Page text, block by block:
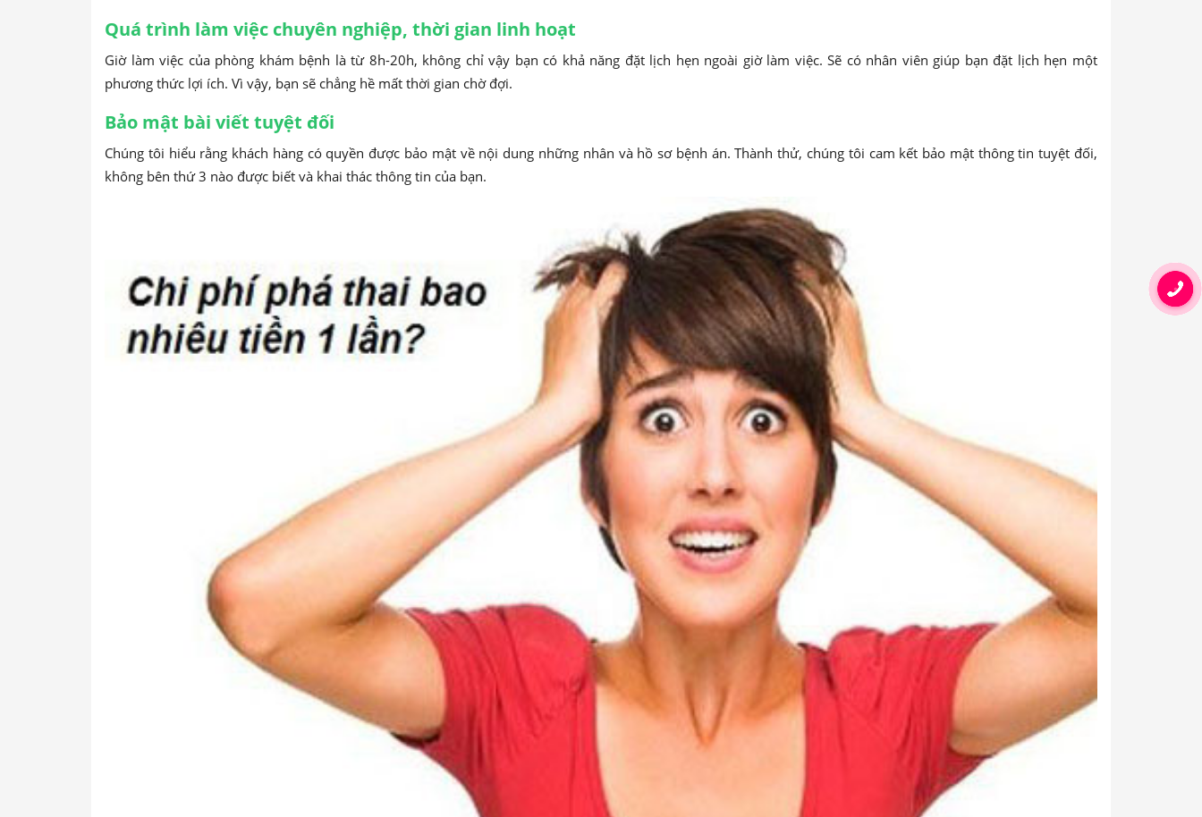
Quá trình làm việc chuyên nghiệp, thời gian linh hoạt
Giờ làm việc của phòng khám bệnh là từ 8h-20h, không chỉ vậy bạn có khả năng đặt lịch hẹn ngoài giờ làm việc. Sẽ có nhân viên giúp bạn đặt lịch hẹn một
phương thức lợi ích. Vì vậy, bạn sẽ chẳng hề mất thời gian chờ đợi.
Bảo mật bài viết tuyệt đối
Chúng tôi hiểu rằng khách hàng có quyền được bảo mật về nội dung những nhân và hồ sơ bệnh án. Thành thử, chúng tôi cam kết bảo mật thông tin tuyệt đối,
không bên thứ 3 nào được biết và khai thác thông tin của bạn.